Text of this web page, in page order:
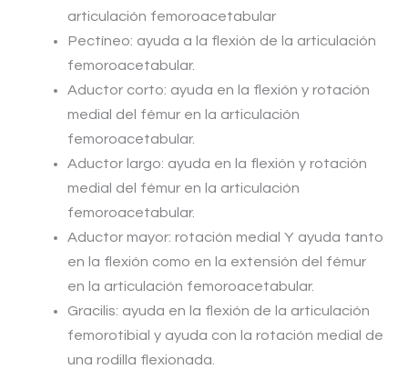
articulación femoroacetabular
Pectíneo: ayuda a la flexión de la articulación
femoroacetabular.
Aductor corto: ayuda en la flexión y rotación
medial del fémur en la articulación
femoroacetabular.
Aductor largo: ayuda en la flexión y rotación
medial del fémur en la articulación
femoroacetabular.
Aductor mayor: rotación medial Y ayuda tanto
en la flexión como en la extensión del fémur
en la articulación femoroacetabular.
Gracilis: ayuda en la flexión de la articulación
femorotibial y ayuda con la rotación medial de
una rodilla flexionada.